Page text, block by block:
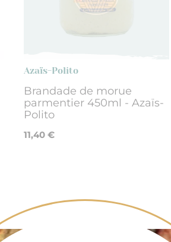
Azaïs-Polito
Brandade de morue
parmentier 450ml - Azaïs-
Polito
11,40 €